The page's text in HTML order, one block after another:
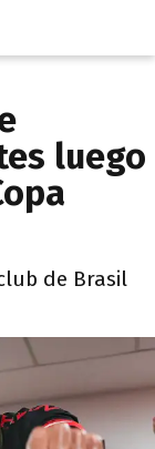
luego
de Brasil